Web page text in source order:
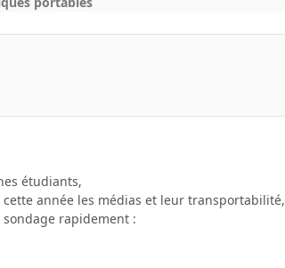
étudiants,
année les médias et leur transportabilité,
rapidement :